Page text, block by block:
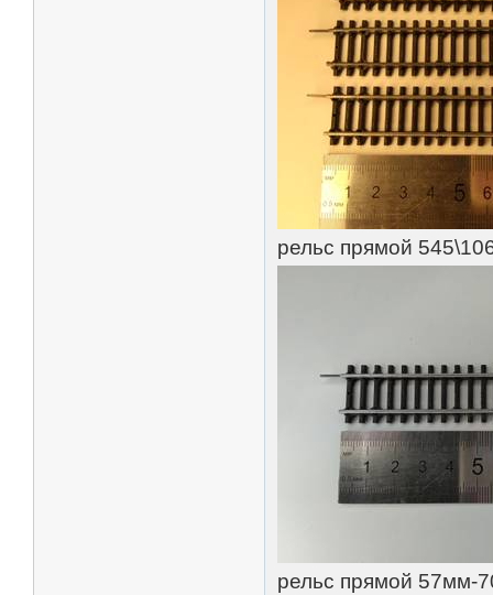
рельс прямой
рельс прямой 57мм-